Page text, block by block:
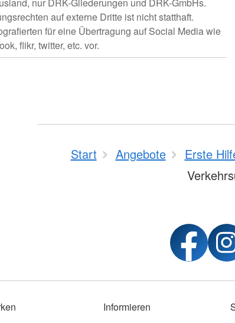
nur DRK-Gliederungen und DRK-GmbHs.
auf externe Dritte ist nicht statthaft.
für eine Übertragung auf Social Media wie
flikr, twitter, etc. vor.
Start Angebote Erste
Informieren